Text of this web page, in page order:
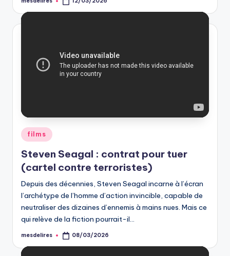
Posted
Posted
in
films
Steven Seagal : contrat pour tuer
(cartel contre terroristes)
Depuis des décennies, Steven Seagal incarne à l’écran
l’archétype de l’homme d’action invincible, capable de
neutraliser des dizaines d’ennemis à mains nues. Mais ce
qui relève de la fiction pourrait-il…
Posted
mesdelires 08/03/2026